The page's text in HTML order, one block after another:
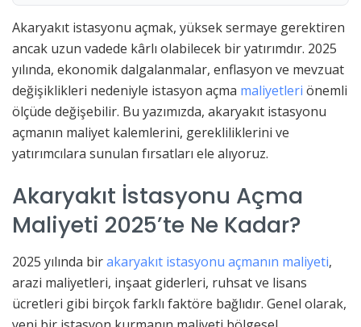
Akaryakıt istasyonu açmak, yüksek sermaye gerektiren
ancak uzun vadede kârlı olabilecek bir yatırımdır. 2025
yılında, ekonomik dalgalanmalar, enflasyon ve mevzuat
değişiklikleri nedeniyle istasyon açma maliyetleri önemli
ölçüde değişebilir. Bu yazımızda, akaryakıt istasyonu
açmanın maliyet kalemlerini, gerekliliklerini ve
yatırımcılara sunulan fırsatları ele alıyoruz.
Akaryakıt İstasyonu Açma
Maliyeti 2025’te Ne Kadar?
2025 yılında birakaryakıt istasyonu açmanın maliyeti,
arazi maliyetleri, inşaat giderleri, ruhsat ve lisans
ücretleri gibi birçok farklı faktöre bağlıdır. Genel olarak,